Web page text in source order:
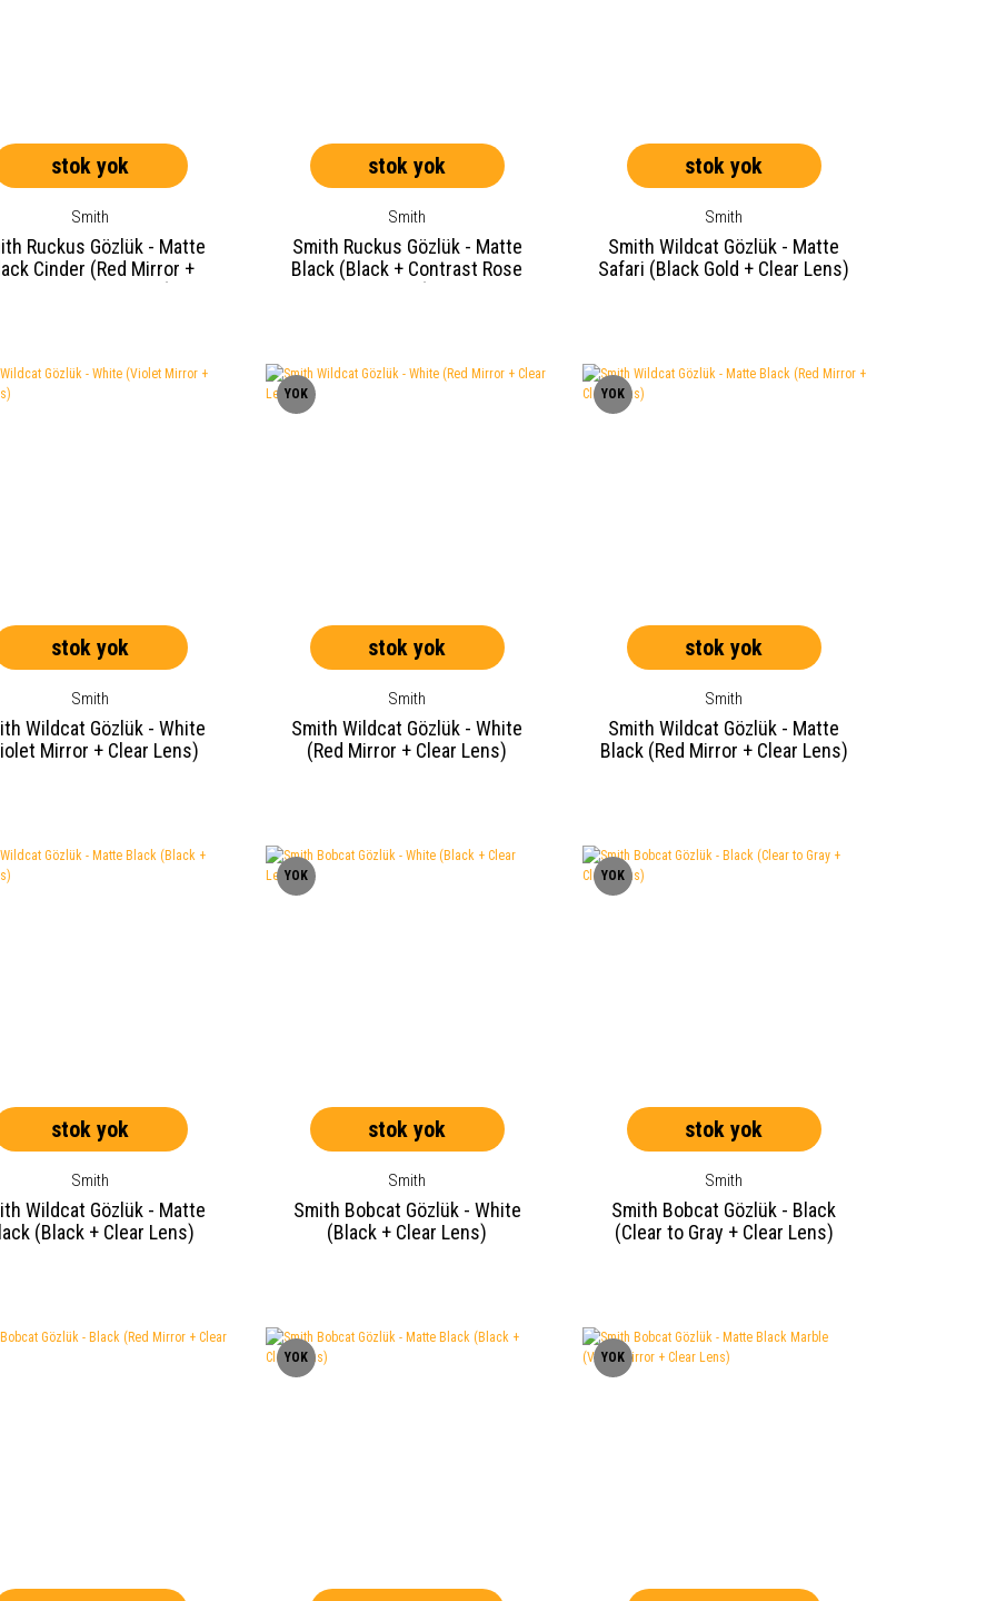
stok yok
Smith
Ruckus Gözlük - Matte
Cinder (Red Mirror +
stok yok
Smith
Smith Ruckus Gözlük - Matte
Black (Black + Contrast Rose
stok yok
Smith
Smith Wildcat Gözlük - Matte
Safari (Black Gold + Clear Lens)
stok yok
Smith
Wildcat Gözlük - White
Mirror + Clear Lens)
YOK
stok yok
Smith
Smith Wildcat Gözlük - White
(Red Mirror + Clear Lens)
YOK
stok yok
Smith
Smith Wildcat Gözlük - Matte
Black (Red Mirror + Clear Lens)
stok yok
Smith
Wildcat Gözlük - Matte
(Black + Clear Lens)
YOK
stok yok
Smith
Smith Bobcat Gözlük - White
(Black + Clear Lens)
YOK
stok yok
Smith
Smith Bobcat Gözlük - Black
(Clear to Gray + Clear Lens)
YOK YOK